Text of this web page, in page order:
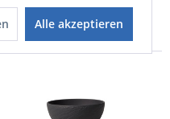
Alle akzeptieren